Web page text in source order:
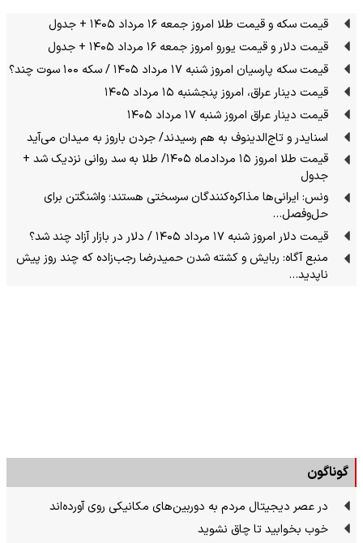
قیمت سکه و قیمت طلا امروز جمعه ۱۶ مرداد ۱۴۰۵ + جدول
قیمت دلار و قیمت یورو امروز جمعه ۱۶ مرداد ۱۴۰۵ + جدول
قیمت سکه پارسیان امروز شنبه ۱۷ مرداد ۱۴۰۵ / سکه ۱۰۰ سوت چند؟
قیمت دینار عراق، امروز پنجشنبه ۱۵ مرداد ۱۴۰۵
قیمت دینار عراق امروز شنبه ۱۷ مرداد ۱۴۰۵
اسنایدر و تاج‌الدینوف به هم رسیدند/ جردن باروز به میدان می‌آید
قیمت طلا امروز ۱۵ مردادماه ۱۴۰۵/ طلا به سد روانی نزدیک شد +
جدول
ونس: ایرانی‌ها مذاکره‌کنندگان سرسختی هستند؛ واشنگتن برای
حل‌وفصل…
قیمت دلار امروز شنبه ۱۷ مرداد ۱۴۰۵ / دلار در بازار آزاد چند شد؟
منبع آگاه: ربایش و کشته شدن حمیدرضا رجب‌زاده که چند روز پیش
ناپدید…
گوناگون
در عصر دیجیتال مردم به دوربین‌های مکانیکی روی آورده‌اند
خوب بخوابید تا چاق نشوید